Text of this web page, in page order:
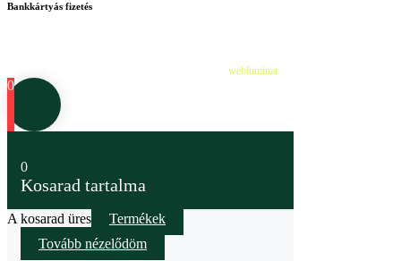
Bankkártyás fizetés
webluminar
0
0
Kosarad tartalma
A kosarad üres
Termékek
Tovább nézelődöm